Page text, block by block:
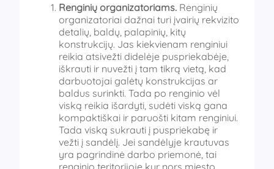
Renginių organizatoriams. Renginių
organizatoriai dažnai turi įvairių rekvizito
detalių, baldų, palapinių, kitų
konstrukcijų. Jas kiekvienam renginiui
reikia atsivežti didelėje puspriekabėje,
iškrauti ir nuvežti į tam tikrą vietą, kad
darbuotojai galėtų konstrukcijas ar
baldus surinkti. Tada po renginio vėl
viską reikia išardyti, sudėti viską gana
kompaktiškai ir paruošti kitam renginiui.
Tada viską sukrauti į puspriekabę ir
vežti į sandėlį. Jei sandėlyje krautuvas
yra pagrindinė darbo priemonė, tai
renginio teritorijoje kur nors miesto